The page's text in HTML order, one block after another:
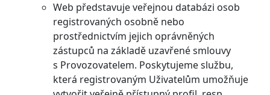
Web představuje veřejnou databázi osob
registrovaných osobně nebo
prostřednictvím jejich oprávněných
zástupců na základě uzavřené smlouvy
s Provozovatelem. Poskytujeme službu,
která registrovaným Uživatelům umožňuje